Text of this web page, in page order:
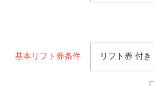
夜出発するバスに乗って、早朝ス
基本リフト券条件